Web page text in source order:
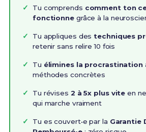
Tu comprends comment ton
fonctionnegrâce à la
Tu appliques destechniques
retenir sans relire 10 fois
Tu élimines la procrastination
méthodes concrètes
Tu révises 2 à 5x plus vite en
qui marche vraiment
Tu es couvert•e par la Garantie